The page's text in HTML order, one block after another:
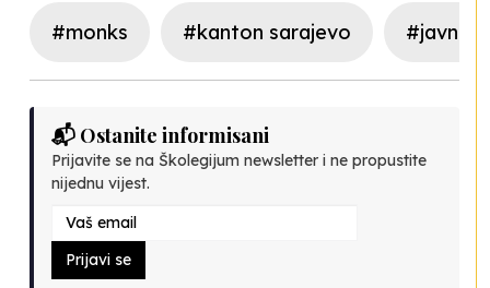
#monks #kanton sarajevo #javne
📬 Ostanite informisani
Prijavite se na Školegijum newsletter i ne propustite
nijednu vijest.
Prijavi se